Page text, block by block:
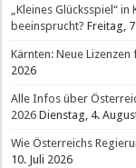
„Kleines Glücksspiel“
beeinsprucht? Freitag,
Kärnten: Neue Lizenzen
2026
Alle Infos über
2026 Dienstag, 4.
Wie Österreichs
10. Juli 2026